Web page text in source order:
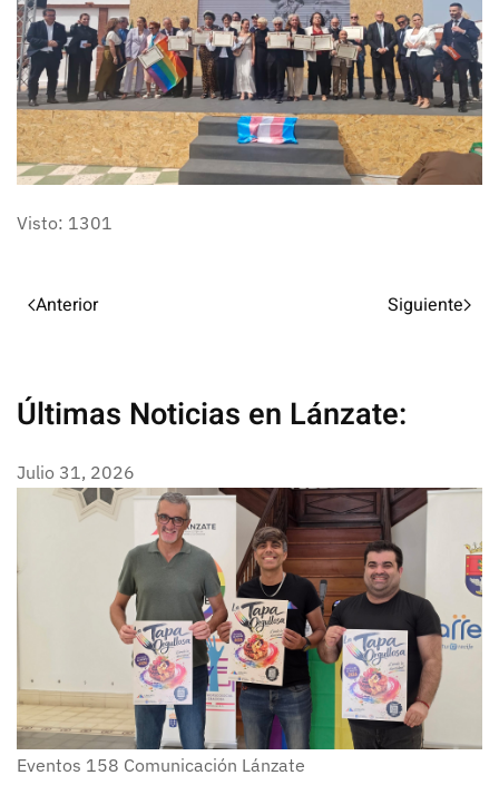
Visto: 1301
Anterior Siguiente
Últimas Noticias en Lánzate:
Julio 31, 2026
Eventos 158 Comunicación Lánzate